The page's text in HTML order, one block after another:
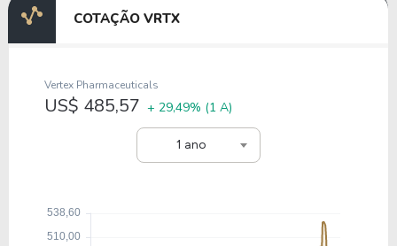
COTAÇÃO VRTX
1 ano
Vertex Pharmaceuticals
US$ 485,57 + 29,49% (1 A)